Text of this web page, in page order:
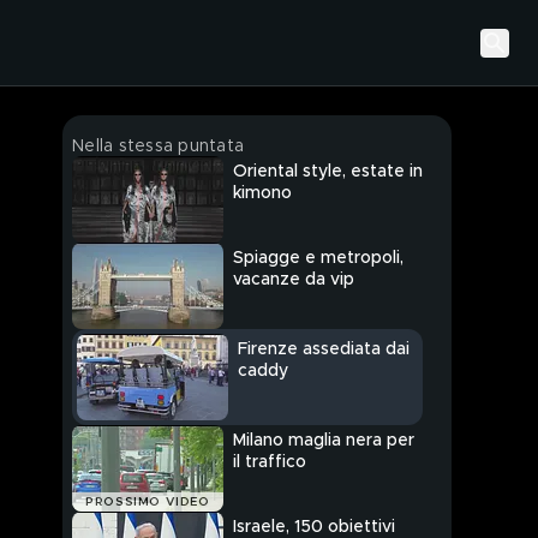
Nella stessa puntata
Oriental style, estate in
kimono
Spiagge e metropoli,
vacanze da vip
Firenze assediata dai
caddy
PROSSIMO VIDEO
Milano maglia nera per
il traffico
Israele, 150 obiettivi